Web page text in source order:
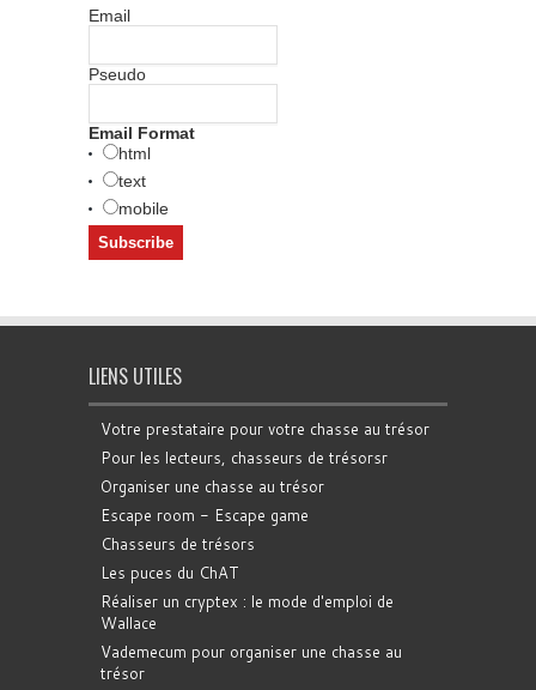
Email
Pseudo
Email Format
html
text
mobile
LIENS UTILES
Votre prestataire pour votre chasse au trésor
Pour les lecteurs, chasseurs de trésorsr
Organiser une chasse au trésor
Escape room - Escape game
Chasseurs de trésors
Les puces du ChAT
Réaliser un cryptex : le mode d'emploi de
Wallace
Vademecum pour organiser une chasse au
trésor